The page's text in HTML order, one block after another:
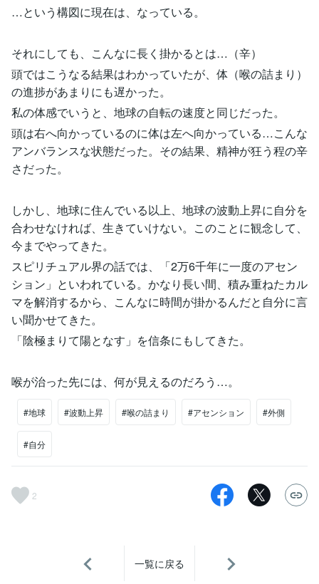
…という構図に現在は、なっている。
それにしても、こんなに長く掛かるとは…（辛）
頭ではこうなる結果はわかっていたが、体（喉の詰まり）
の進捗があまりにも遅かった。
私の体感でいうと、地球の自転の速度と同じだった。
頭は右へ向かっているのに体は左へ向かっている…こんな
アンバランスな状態だった。その結果、精神が狂う程の辛
さだった。
しかし、地球に住んでいる以上、地球の波動上昇に自分を
合わせなければ、生きていけない。このことに観念して、
今までやってきた。
スピリチュアル界の話では、「2万6千年に一度のアセン
ション」といわれている。かなり長い間、積み重ねたカル
マを解消するから、こんなに時間が掛かるんだと自分に言
い聞かせてきた。
「陰極まりて陽となす」を信条にもしてきた。
喉が治った先には、何が見えるのだろう…。
#地球 #波動上昇 #喉の詰まり #アセンション #外側
#自分
2
一覧に戻る